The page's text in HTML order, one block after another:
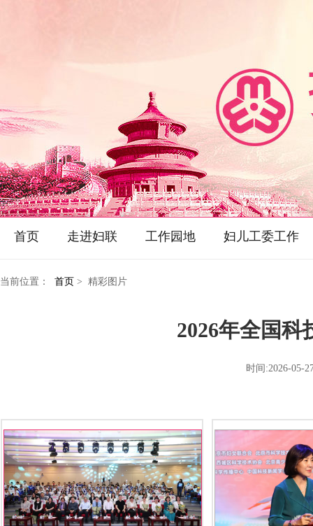
首页 走进妇联 工作园地 妇儿工委工作
当前位置： 首页 > 精彩图片
2026年全国
时间:2026-05-